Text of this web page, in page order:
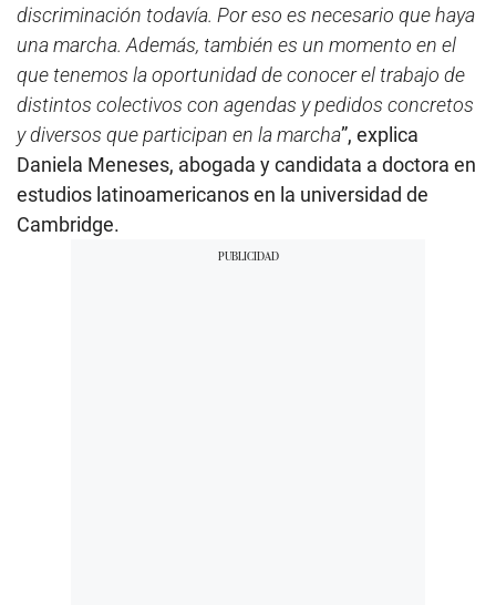
discriminación todavía. Por eso es necesario que haya
una marcha. Además, también es un momento en el
que tenemos la oportunidad de conocer el trabajo de
distintos colectivos con agendas y pedidos concretos
y diversos que participan en la marcha”, explica
Daniela Meneses, abogada y candidata a doctora en
estudios latinoamericanos en la universidad de
Cambridge.